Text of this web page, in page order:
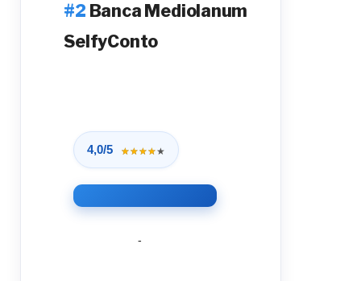
Banca Mediolanum
SelfyConto
4,0/5 ★★★★★
★★★★★
-